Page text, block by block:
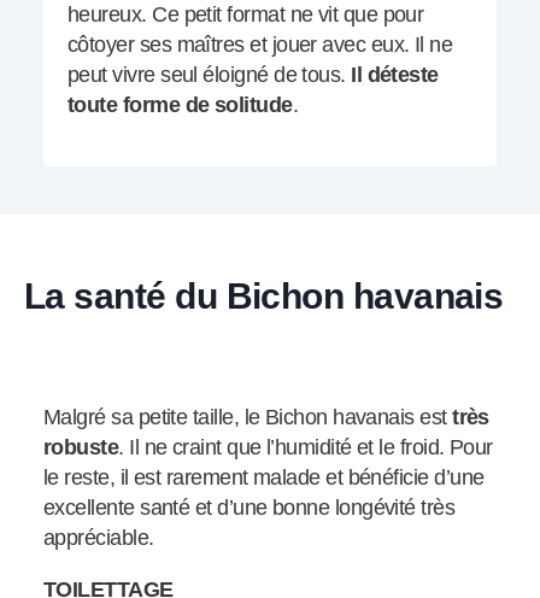
heureux. Ce petit format ne vit que pour
côtoyer ses maîtres et jouer avec eux. Il ne
peut vivre seul éloigné de tous. Il déteste
toute forme de solitude.
La santé du Bichon havanais
Malgré sa petite taille, le Bichon havanais esttrès
robuste. Il ne craint que l’humidité et le froid. Pour
le reste, il est rarement malade et bénéficie d’une
excellente santé et d’une bonne longévité très
appréciable.
TOILETTAGE